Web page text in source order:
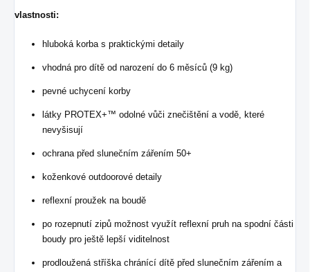
vlastnosti:
hluboká korba s praktickými detaily
vhodná pro dítě od narození do 6 měsíců (9 kg)
pevné uchycení korby
látky PROTEX+™ odolné vůči znečištění a vodě, které
nevyšisují
ochrana před slunečním zářením 50+
koženkové outdoorové detaily
reflexní proužek na boudě
po rozepnutí zipů možnost využít reflexní pruh na spodní části
boudy pro ještě lepší viditelnost
prodloužená stříška chránící dítě před slunečním zářením a